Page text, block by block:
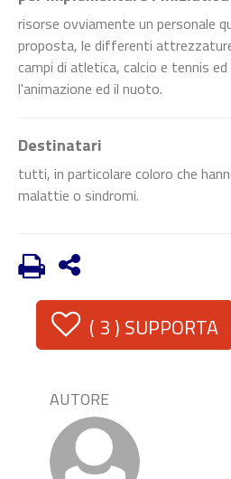
risorse ovviamente un personale
proposta, le differenti
campi di atletica, calcio e tennis ed
l'animazione ed il nuoto.
Destinatari
tutti, in particolare coloro che
malattie o sindromi.
( 3 ) SUPPORTA
AUTORE